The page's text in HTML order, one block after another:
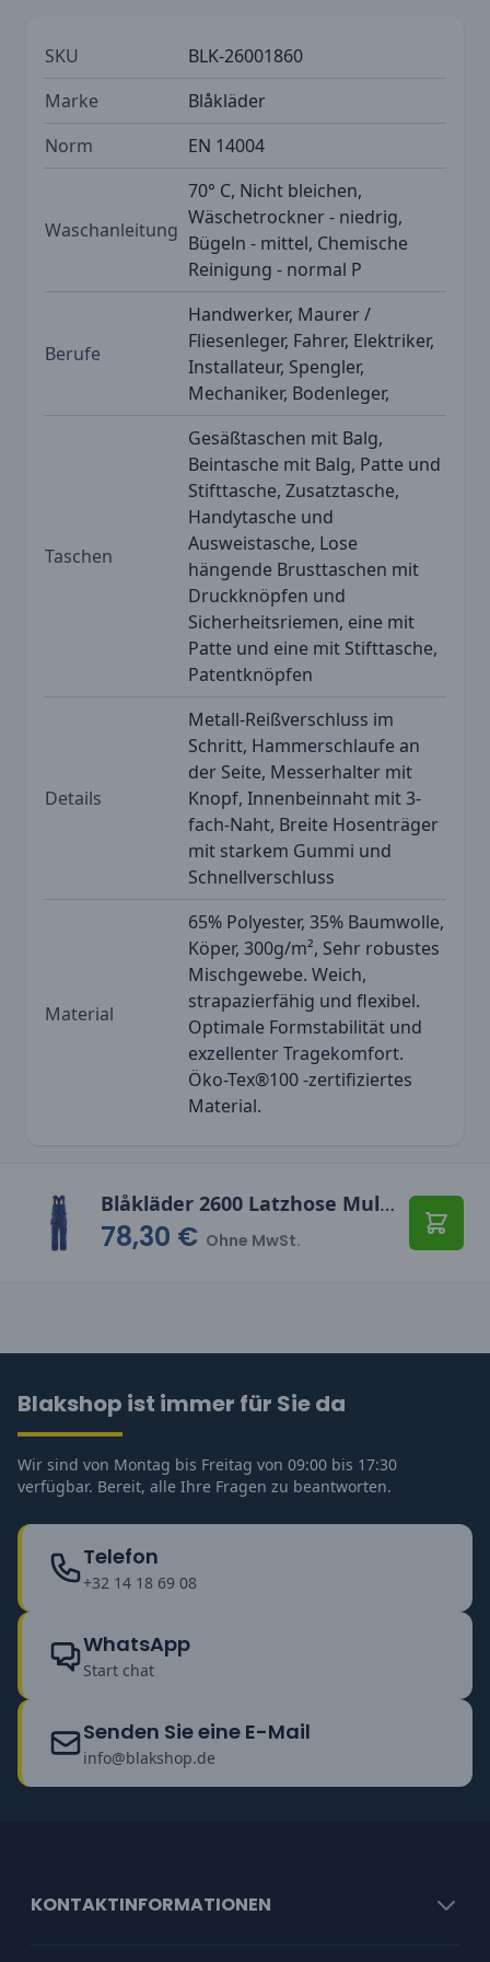
SKU
BLK-26001860
Marke
Blåkläder
Norm
EN 14004
Waschanleitung
70° C, Nicht bleichen,
Wäschetrockner - niedrig,
Bügeln - mittel, Chemische
Reinigung - normal P
Berufe
Handwerker, Maurer /
Fliesenleger, Fahrer, Elektriker,
Installateur, Spengler,
Mechaniker, Bodenleger,
Taschen
Gesäßtaschen mit Balg,
Beintasche mit Balg, Patte und
Stifttasche, Zusatztasche,
Handytasche und
Ausweistasche, Lose
hängende Brusttaschen mit
Druckknöpfen und
Sicherheitsriemen, eine mit
Patte und eine mit Stifttasche,
Patentknöpfen
Details
Metall-Reißverschluss im
Schritt, Hammerschlaufe an
der Seite, Messerhalter mit
Knopf, Innenbeinnaht mit 3-
fach-Naht, Breite Hosenträger
mit starkem Gummi und
Schnellverschluss
Material
65% Polyester, 35% Baumwolle,
Köper, 300g/m², Sehr robustes
Mischgewebe. Weich,
strapazierfähig und flexibel.
Optimale Formstabilität und
exzellenter Tragekomfort.
Öko-Tex®100 -zertifiziertes
Material.
Blåkläder 2600 Latzhose Multifunktion
78,30 € Ohne MwSt. In
Blakshop ist immer für Sie da
Wir sind von Montag bis Freitag von 09:00 bis 17:30
verfügbar. Bereit, alle Ihre Fragen zu beantworten.
Telefon
+32 14 18 69 08
WhatsApp
Start chat
Senden Sie eine E-Mail
info@blakshop.de
KONTAKTINFORMATIONEN